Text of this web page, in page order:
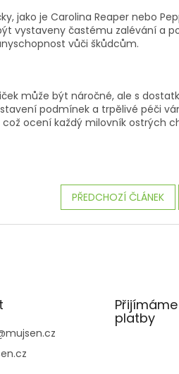
jako je Carolina Reaper nebo
vystaveny častému zalévání a
vůči škůdcům.
může být náročné, ale s
podmínek a trpělivé péči
ocení každý milovník ostrých
PŘEDCHOZÍ ČLÁNEK
mujsen.cz
platby